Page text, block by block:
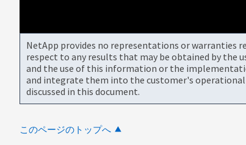
NetApp provides no representations or warranties
respect to any results that may be obtained by the
and the use of this information or the
and integrate them into the customer's
discussed in this document.
このページのトップへ